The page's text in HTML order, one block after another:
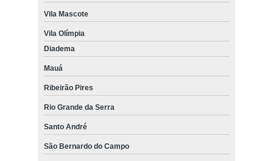
Vila Mascote
Vila Olímpia
Diadema
Mauá
Ribeirão Pires
Rio Grande da Serra
Santo André
São Bernardo do Campo